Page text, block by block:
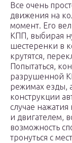
Все очень
движения на
момент. Его
КПП, выбирая
шестеренки в
крутятся,
Попытаться,
разрушенной
режимах езды,
конструкции
случае
и двигателем,
возможность
тронуться с